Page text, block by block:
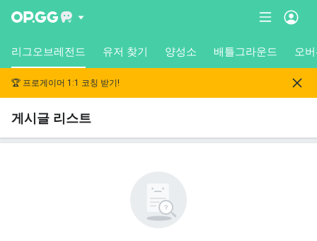
리그오브레전드 유저 찾기 양성소 배틀그라운드 오
🏆 프로게이머 1:1 코칭 받기!
게시글 리스트